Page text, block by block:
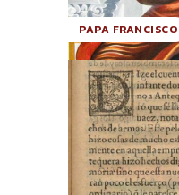
PAPA FRANCISCO